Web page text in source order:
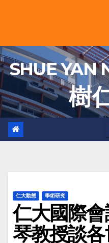
SHUE YAN
樹
仁大動態 學術研究
仁大國際
琴教授談